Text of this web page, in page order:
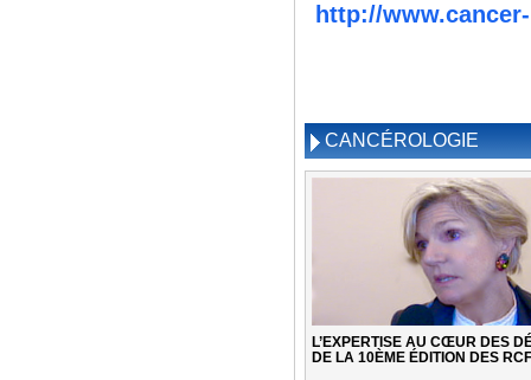
http://
CANCÉROLOGIE
L’EXPERTISE AU CŒUR DES
DE LA 10ÈME ÉDITION DES